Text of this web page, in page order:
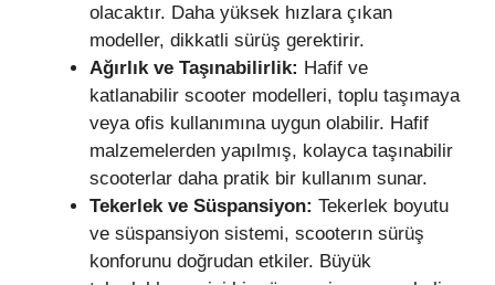
olacaktır. Daha yüksek hızlara çıkan
modeller, dikkatli sürüş gerektirir.
Ağırlık ve Taşınabilirlik: Hafif ve
katlanabilir scooter modelleri, toplu taşımaya
veya ofis kullanımına uygun olabilir. Hafif
malzemelerden yapılmış, kolayca taşınabilir
scooterlar daha pratik bir kullanım sunar.
Tekerlek ve Süspansiyon: Tekerlek boyutu
ve süspansiyon sistemi, scooterın sürüş
konforunu doğrudan etkiler. Büyük